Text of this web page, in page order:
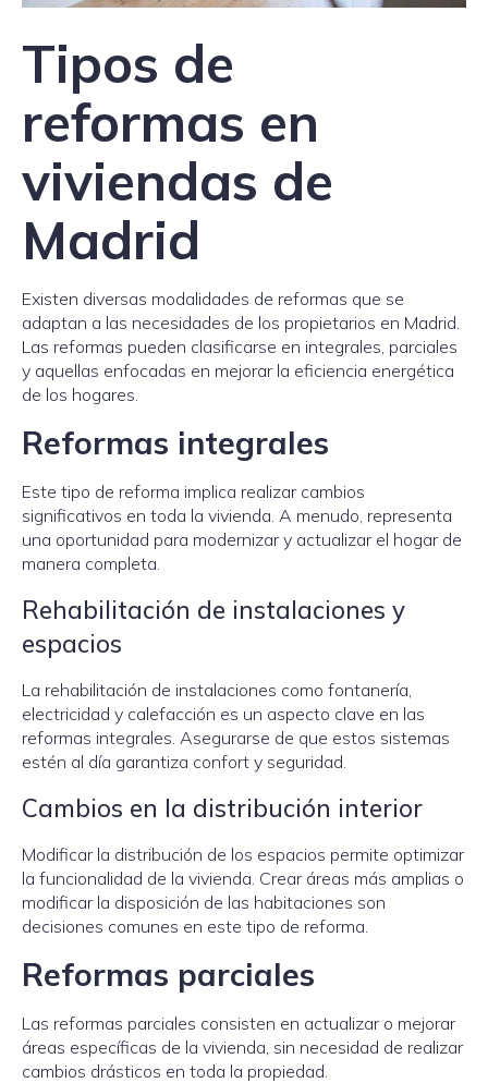
Tipos de
reformas en
viviendas de
Madrid
Existen diversas modalidades de reformas que se
adaptan a las necesidades de los propietarios en Madrid.
Las reformas pueden clasificarse en integrales, parciales
y aquellas enfocadas en mejorar la eficiencia energética
de los hogares.
Reformas integrales
Este tipo de reforma implica realizar cambios
significativos en toda la vivienda. A menudo, representa
una oportunidad para modernizar y actualizar el hogar de
manera completa.
Rehabilitación de instalaciones y
espacios
La rehabilitación de instalaciones como fontanería,
electricidad y calefacción es un aspecto clave en las
reformas integrales. Asegurarse de que estos sistemas
estén al día garantiza confort y seguridad.
Cambios en la distribución interior
Modificar la distribución de los espacios permite optimizar
la funcionalidad de la vivienda. Crear áreas más amplias o
modificar la disposición de las habitaciones son
decisiones comunes en este tipo de reforma.
Reformas parciales
Las reformas parciales consisten en actualizar o mejorar
áreas específicas de la vivienda, sin necesidad de realizar
cambios drásticos en toda la propiedad.